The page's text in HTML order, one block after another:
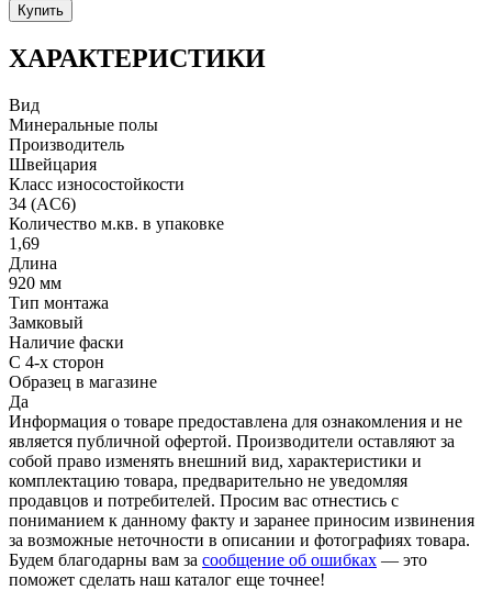
Купить
ХАРАКТЕРИСТИКИ
Вид
Минеральные полы
Производитель
Швейцария
Класс износостойкости
34 (AC6)
Количество м.кв. в упаковке
1,69
Длина
920 мм
Тип монтажа
Замковый
Наличие фаски
С 4-х сторон
Образец в магазине
Да
Информация о товаре предоставлена для ознакомления и не
является публичной офертой. Производители оставляют за
собой право изменять внешний вид, характеристики и
комплектацию товара, предварительно не уведомляя
продавцов и потребителей. Просим вас отнестись с
пониманием к данному факту и заранее приносим извинения
за возможные неточности в описании и фотографиях товара.
Будем благодарны вам за сообщение об ошибках — это
поможет сделать наш каталог еще точнее!